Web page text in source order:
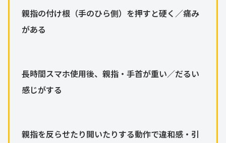
親指の付け根（手のひら側）を押すと硬く／痛み
がある
長時間スマホ使用後、親指・手首が重い／だるい
感じがする
親指を反らせたり開いたりする動作で違和感・引